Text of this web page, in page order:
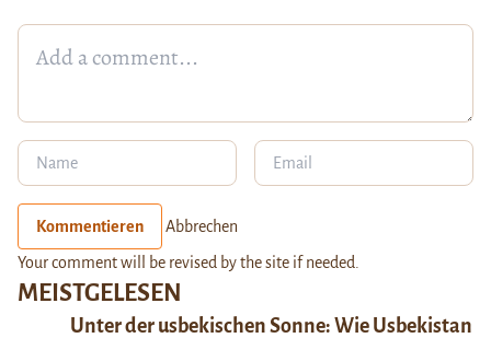
MEISTGELESEN
Unter der usbekischen Sonne: Wie Usbekistan
Kommentieren Abbrechen
Your comment will be revised by the site if needed.